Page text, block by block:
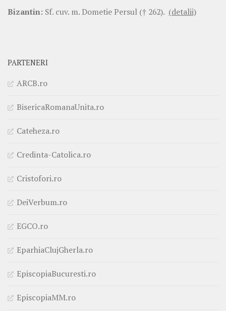
Bizantin: Sf. cuv. m. Dometie Persul († 262). (detalii)
PARTENERI
ARCB.ro
BisericaRomanaUnita.ro
Cateheza.ro
Credinta-Catolica.ro
Cristofori.ro
DeiVerbum.ro
EGCO.ro
EparhiaClujGherla.ro
EpiscopiaBucuresti.ro
EpiscopiaMM.ro